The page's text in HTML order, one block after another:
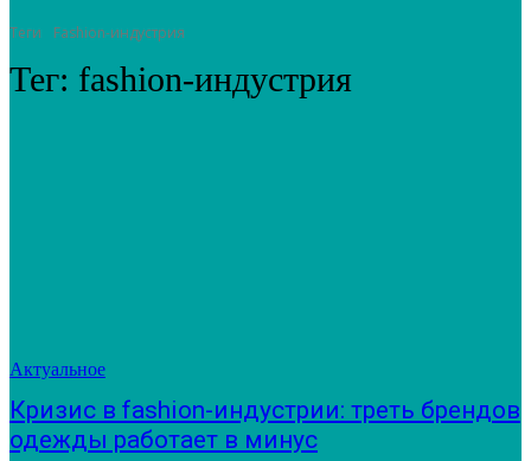
Теги Fashion-индустрия
Тег: fashion-индустрия
Актуальное
Кризис в fashion-индустрии: треть брендов
одежды работает в минус